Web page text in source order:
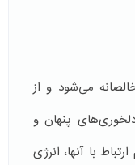
می‌شود و از
پنهان و
با آنها، انرژی